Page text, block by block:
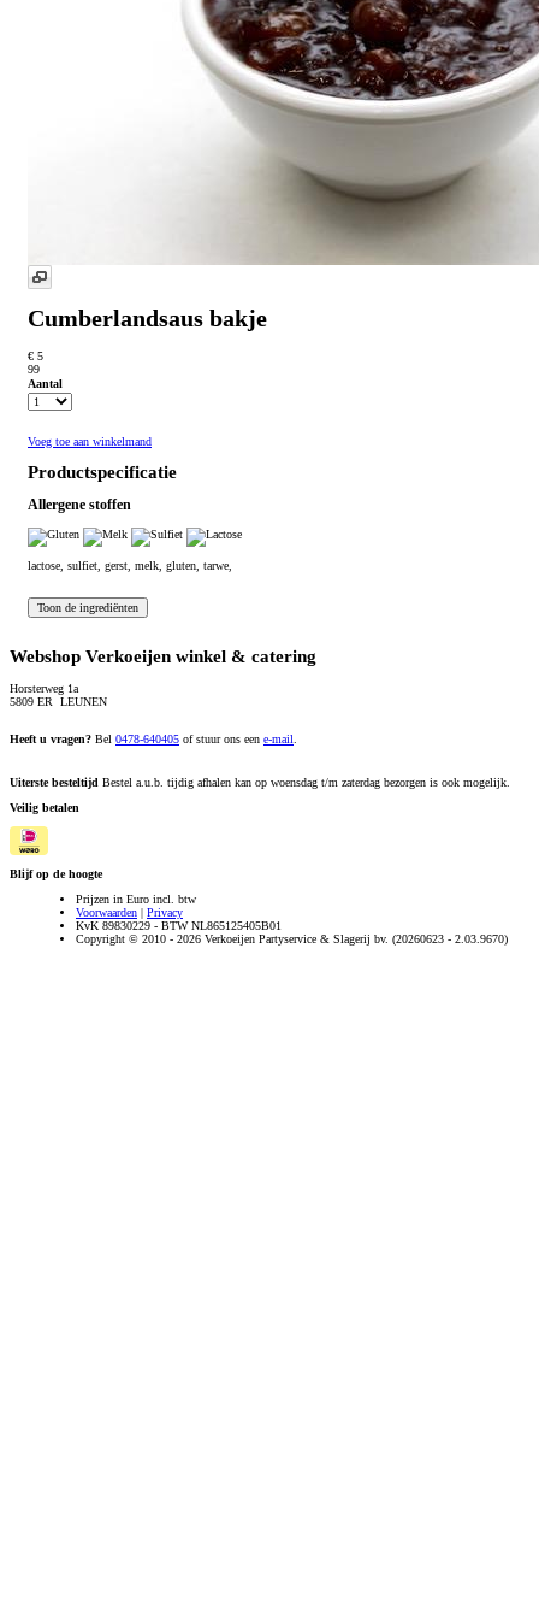
Cumberlandsaus bakje
€ 5
99
Aantal
Voeg toe aan winkelmand
Productspecificatie
Allergene stoffen
lactose, sulfiet, gerst, melk, gluten, tarwe,
Webshop Verkoeijen winkel & catering
Horsterweg 1a
5809 ER LEUNEN
Heeft u vragen? Bel 0478-640405 of stuur ons een e-mail
Uiterste besteltijd Bestel a.u.b. tijdig afhalen kan op woensdag t/m zaterdag bezorgen is ook mogelijk.
Veilig betalen
Blijf op de hoogte
Prijzen in Euro incl. btw
Voorwaarden | Privacy
KvK 89830229 - BTW NL865125405B01
Copyright © 2010 - 2026 Verkoeijen Partyservice & Slagerij bv. (20260623 - 2.03.9670)